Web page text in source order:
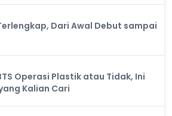
Dari Awal Debut sampai
Operasi Plastik atau Tidak, Ini
Kalian Cari